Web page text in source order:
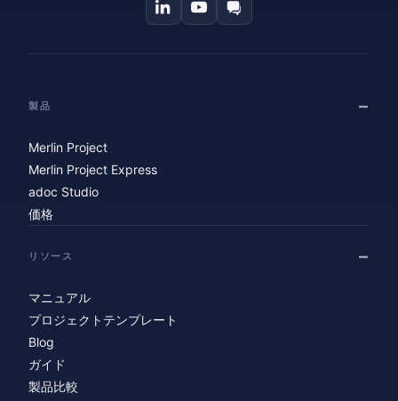
製品
Merlin Project
Merlin Project Express
adoc Studio
価格
リソース
マニュアル
プロジェクトテンプレート
Blog
ガイド
製品比較